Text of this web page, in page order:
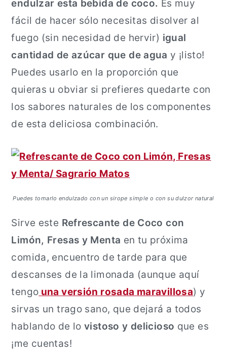
endulzar esta bebida de coco. Es muy
fácil de hacer sólo necesitas disolver al
fuego (sin necesidad de hervir) igual
cantidad de azúcar que de agua y ¡listo!
Puedes usarlo en la proporción que
quieras u obviar si prefieres quedarte con
los sabores naturales de los componentes
de esta deliciosa combinación.
Puedes tomarlo endulzado con un sirope simple o con su dulzor natural
Sirve este Refrescante de Coco con
Limón, Fresas y Menta en tu próxima
comida, encuentro de tarde para que
descanses de la limonada (aunque aquí
tengo una versión rosada maravillosa) y
sirvas un trago sano, que dejará a todos
hablando de lo vistoso y delicioso que es
¡me cuentas!